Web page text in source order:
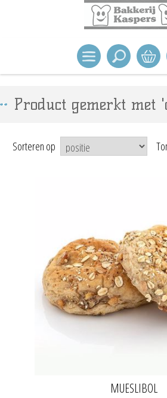
Product gemerkt met
Sorteren op
MUESLIBOL